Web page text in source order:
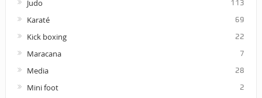
Judo 113
Karaté 69
Kick boxing 22
Maracana 7
Media 28
Mini foot 2